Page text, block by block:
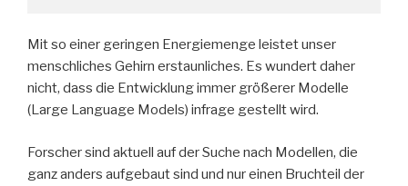
Mit so einer geringen Energiemenge leistet unser
menschliches Gehirn erstaunliches. Es wundert daher
nicht, dass die Entwicklung immer größerer Modelle
(Large Language Models) infrage gestellt wird.
Forscher sind aktuell auf der Suche nach Modellen, die
ganz anders aufgebaut sind und nur einen Bruchteil der